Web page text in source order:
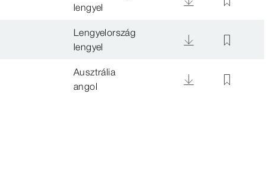
lengyel
Lengyelország
lengyel
Ausztrália
angol